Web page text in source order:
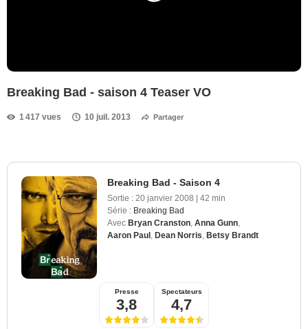
Breaking Bad - saison 4 Teaser VO
1 417 vues 10 juil. 2013 Partager
Breaking Bad - Saison 4
Sortie : 20 janvier 2008 | 42 min
Série : Breaking Bad
Avec Bryan Cranston Anna Gunn
Aaron Paul Dean Norris Betsy Brandt
Presse
3,8
Spectateurs
4,7